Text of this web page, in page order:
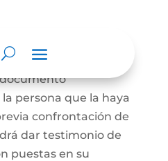
escrito de que la
persona que la haya
confrontación de
dar testimonio de
puestas en su